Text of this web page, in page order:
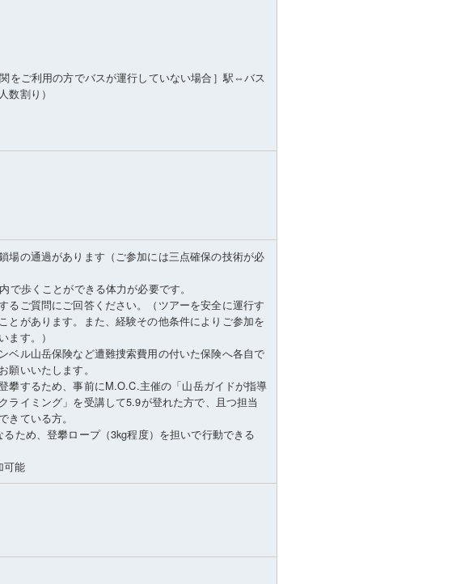
をご利用の方でバスが運行していない場合］駅⇔バス
数割り）
場の通過があります（ご参加には三点確保の技術が必
で歩くことができる体力が必要です。
るご質問にご回答ください。（ツアーを安全に運行す
とがあります。また、経験その他条件によりご参加を
ます。）
ベル山岳保険など遭難捜索費用の付いた保険へ各自で
願いいたします。
攀するため、事前にM.O.C.主催の「山岳ガイドが指導
ライミング」を受講して5.9が登れた方で、且つ担当
きている方。
ため、登攀ロープ（3kg程度）を担いで行動できる
可能